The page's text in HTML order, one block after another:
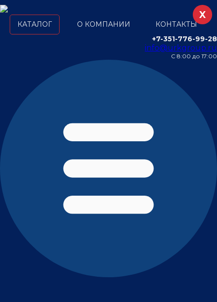
КАТАЛОГ О КОМПАНИИ
КОНТАКТЫ
+7-351-776-99-28
info@urkgroup.ru
С 8:00 до 17:00
X